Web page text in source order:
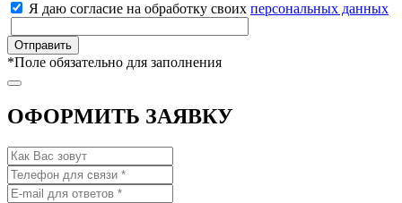
Я даю согласие на обработку своих персональных данных
*Поле обязательно для заполнения
ОФОРМИТЬ ЗАЯВКУ